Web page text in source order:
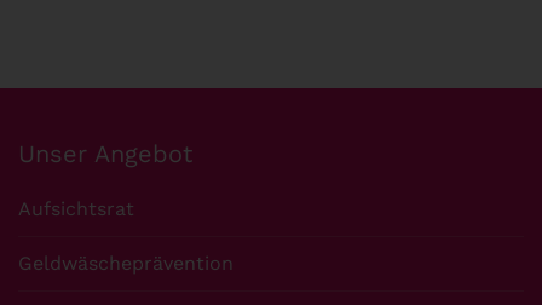
Unser Angebot
Aufsichtsrat
Geldwäscheprävention